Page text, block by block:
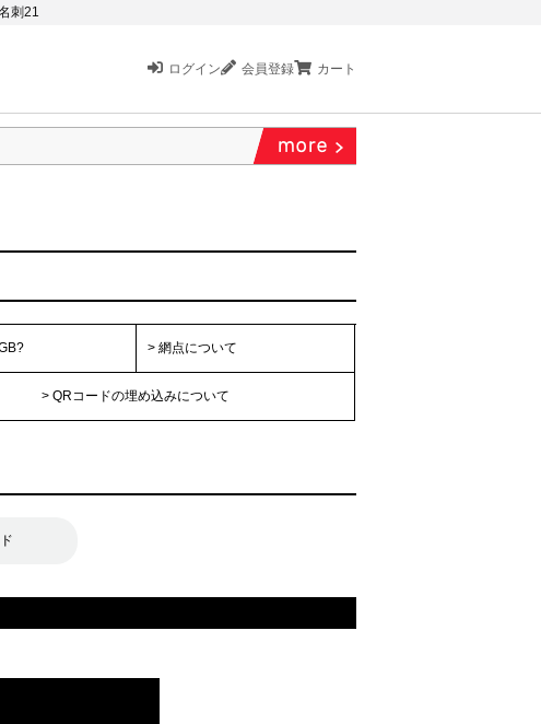
刺21
ログイン 会員登録 カート
（8/4 更新）
び納期についてのお知らせ
> 網点について
> QRコードの埋め込みについて